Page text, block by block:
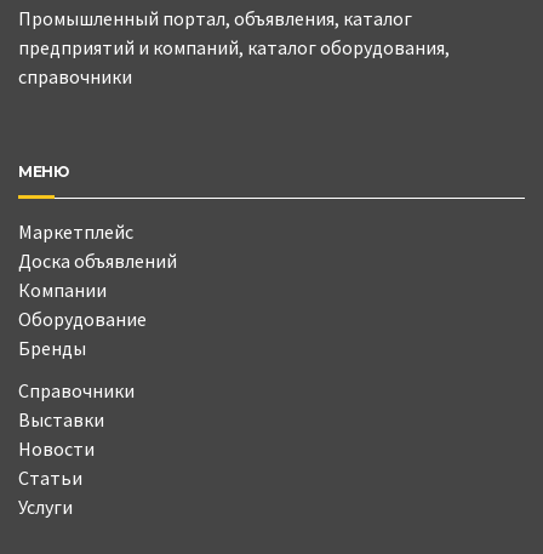
Промышленный портал, объявления, каталог
предприятий и компаний, каталог оборудования,
справочники
МЕНЮ
Маркетплейс
Доска объявлений
Компании
Оборудование
Бренды
Справочники
Выставки
Новости
Статьи
Услуги